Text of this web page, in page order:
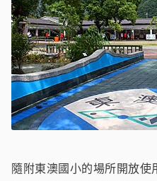
隨附東澳國小的場所開放